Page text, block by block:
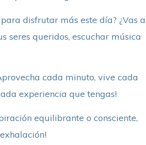
disfrutar más este día? ¿Vas a
seres queridos, escuchar música
cada minuto, vive cada
experiencia que tengas!
equilibrante o consciente,